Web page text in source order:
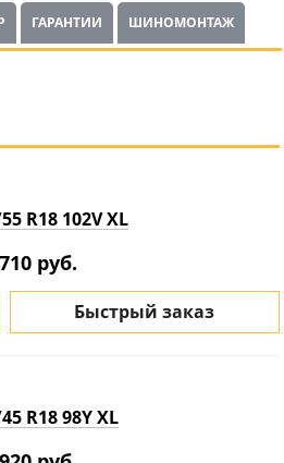
ГАРАНТИИ ШИНОМОНТАЖ
R18 102V XL
руб.
Быстрый заказ
R18 98Y XL